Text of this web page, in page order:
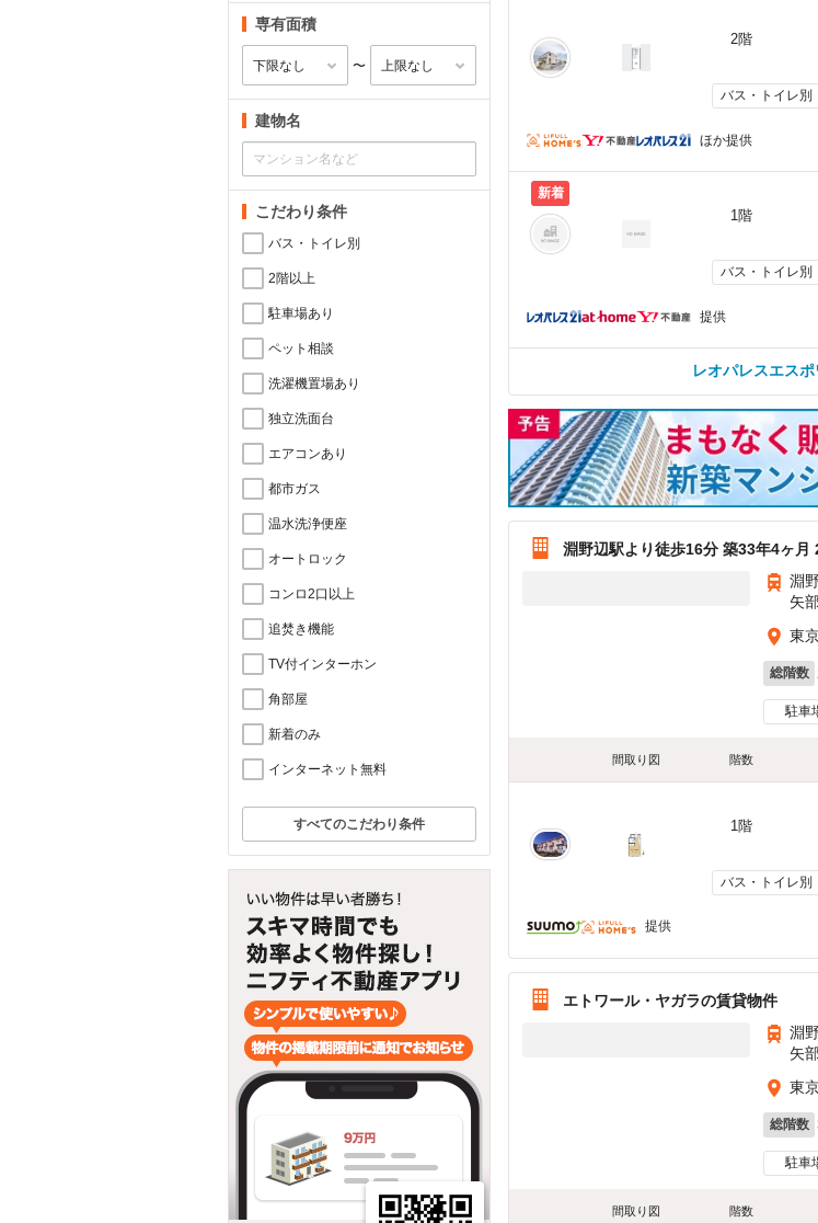
専有面積
〜
建物名
こだわり条件
バス・トイレ別
2階以上
駐車場あり
ペット相談
洗濯機置場あり
独立洗面台
エアコンあり
都市ガス
温水洗浄便座
オートロック
コンロ2口以上
追焚き機能
TV付インターホン
角部屋
新着のみ
インターネット無料
すべてのこだわり条件
2階
バス・トイレ別
ほか提供
新着
1階
バス・トイレ別
提供
レオパレスエス
淵野辺駅より徒歩16分 築33年4ヶ月
淵
矢
東
総階数
駐車
間取り図 階数
1階
バス・トイレ別
提供
エトワール・ヤガラの賃貸物件
淵
矢
東
総階数
駐車
間取り図 階数